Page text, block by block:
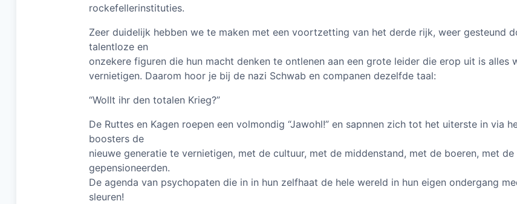
rockefellerinstituties.
Zeer duidelijk hebben we te maken met een voortzetting van het derde rijk, weer gesteund
talentloze en
onzekere figuren die hun macht denken te ontlenen aan een grote leider die erop uit is alles
vernietigen. Daarom hoor je bij de nazi Schwab en companen dezelfde taal:
“Wollt ihr den totalen Krieg?”
De Ruttes en Kagen roepen een volmondig “Jawohl!” en sapnnen zich tot het uiterste in via
boosters de
nieuwe generatie te vernietigen, met de cultuur, met de middenstand, met de boeren, met de
gepensioneerden.
De agenda van psychopaten die in in hun zelfhaat de hele wereld in hun eigen ondergang
sleuren!